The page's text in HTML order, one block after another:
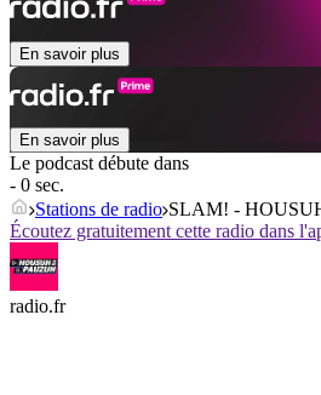
En savoir plus
En savoir plus
Le podcast débute dans
- 0 sec.
Stations de radio SLAM! -
Écoutez gratuitement cette radio dans
radio.fr